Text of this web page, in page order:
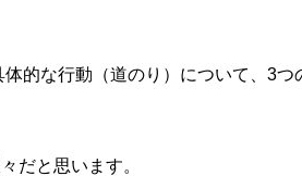
的な行動（道のり）について、3つ
だと思います。